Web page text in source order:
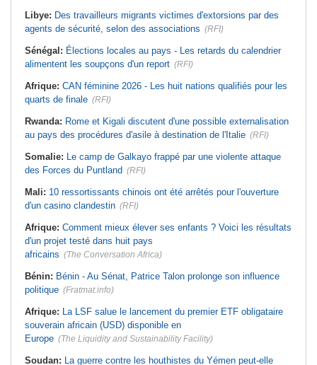
Libye: Des travailleurs migrants victimes d'extorsions par des
agents de sécurité, selon des associations (RFI)
Sénégal: Élections locales au pays - Les retards du calendrier
alimentent les soupçons d'un report (RFI)
Afrique: CAN féminine 2026 - Les huit nations qualifiés pour les
quarts de finale (RFI)
Rwanda: Rome et Kigali discutent d'une possible externalisation
au pays des procédures d'asile à destination de l'Italie (RFI)
Somalie: Le camp de Galkayo frappé par une violente attaque
des Forces du Puntland (RFI)
Mali: 10 ressortissants chinois ont été arrêtés pour l'ouverture
d'un casino clandestin (RFI)
Afrique: Comment mieux élever ses enfants ? Voici les résultats
d'un projet testé dans huit pays
africains (The Conversation Africa)
Bénin: Bénin - Au Sénat, Patrice Talon prolonge son influence
politique (Fratmat.info)
Afrique: La LSF salue le lancement du premier ETF obligataire
souverain africain (USD) disponible en
Europe (The Liquidity and Sustainability Facility)
Soudan: La guerre contre les houthistes du Yémen peut-elle